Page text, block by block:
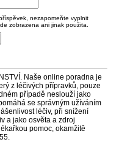
nezapomeňte vyplnit
zobrazena ani jinak použita.
Naše online poradna je
z léčivých přípravků, pouze
případě neslouží jako
se správným užíváním
léčiv, při snížení
a jako osvěta a zdroj
pomoc, okamžitě